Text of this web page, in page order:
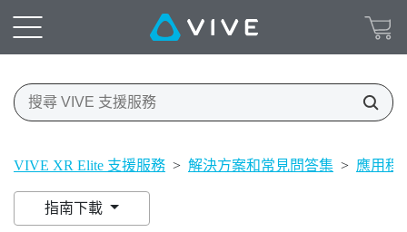
VIVE XR Elite 支援服務 > 解決方案和常見問答集 > 應用程
指南下載